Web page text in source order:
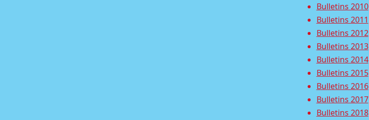
Bulletins 2010
Bulletins 2011
Bulletins 2012
Bulletins 2013
Bulletins 2014
Bulletins 2015
Bulletins 2016
Bulletins 2017
Bulletins 2018